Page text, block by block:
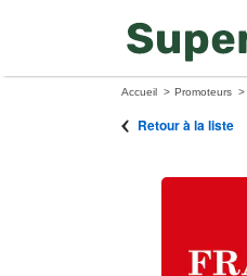
Accueil Promoteurs
Retour à la liste